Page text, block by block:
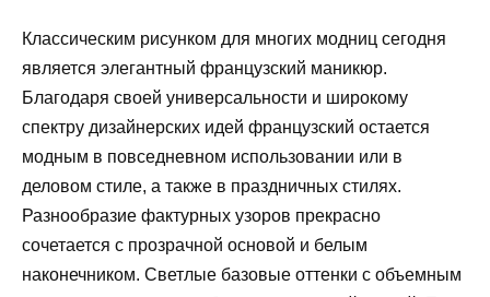
Классическим рисунком для многих модниц сегодня
является элегантный французский маникюр.
Благодаря своей универсальности и широкому
спектру дизайнерских идей французский остается
модным в повседневном использовании или в
деловом стиле, а также в праздничных стилях.
Разнообразие фактурных узоров прекрасно
сочетается с прозрачной основой и белым
наконечником. Светлые базовые оттенки с объемным